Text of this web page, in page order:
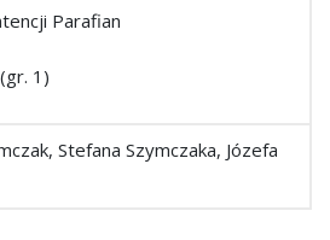
Parafian
1)
Stefana Szymczaka, Józefa